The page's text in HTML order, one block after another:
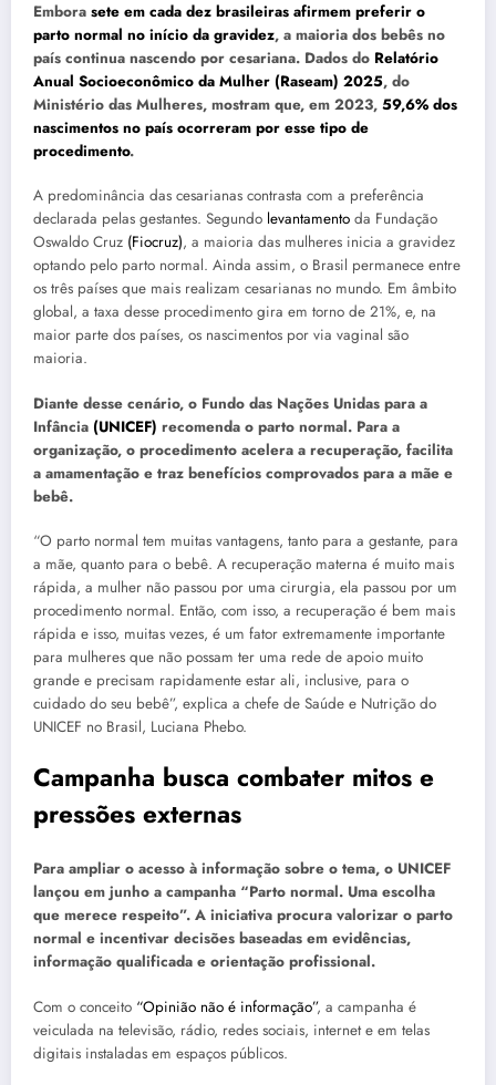
Embora sete em cada dez brasileiras afirmem preferir o
parto normal no início da gravidez, a maioria dos bebês no
país continua nascendo por cesariana. Dados do Relatório
Anual Socioeconômico da Mulher (Raseam) 2025, do
Ministério das Mulheres, mostram que, em 2023, 59,6% dos
nascimentos no país ocorreram por esse tipo de
procedimento.
A predominância das cesarianas contrasta com a preferência
declarada pelas gestantes. Segundo levantamento da Fundação
Oswaldo Cruz (Fiocruz), a maioria das mulheres inicia a gravidez
optando pelo parto normal. Ainda assim, o Brasil permanece entre
os três países que mais realizam cesarianas no mundo. Em âmbito
global, a taxa desse procedimento gira em torno de 21%, e, na
maior parte dos países, os nascimentos por via vaginal são
maioria.
Diante desse cenário, o Fundo das Nações Unidas para a
Infância (UNICEF) recomenda o parto normal. Para a
organização, o procedimento acelera a recuperação, facilita
a amamentação e traz benefícios comprovados para a mãe e
bebê.
“O parto normal tem muitas vantagens, tanto para a gestante, para
a mãe, quanto para o bebê. A recuperação materna é muito mais
rápida, a mulher não passou por uma cirurgia, ela passou por um
procedimento normal. Então, com isso, a recuperação é bem mais
rápida e isso, muitas vezes, é um fator extremamente importante
para mulheres que não possam ter uma rede de apoio muito
grande e precisam rapidamente estar ali, inclusive, para o
cuidado do seu bebê”, explica a chefe de Saúde e Nutrição do
UNICEF no Brasil, Luciana Phebo.
Campanha busca combater mitos e
pressões externas
Para ampliar o acesso à informação sobre o tema, o UNICEF
lançou em junho a campanha “Parto normal. Uma escolha
que merece respeito”. A iniciativa procura valorizar o parto
normal e incentivar decisões baseadas em evidências,
informação qualificada e orientação profissional.
Com o conceito “Opinião não é informação”, a campanha é
veiculada na televisão, rádio, redes sociais, internet e em telas
digitais instaladas em espaços públicos.